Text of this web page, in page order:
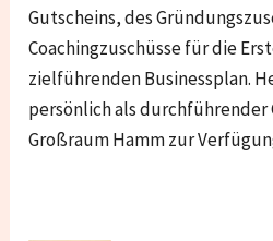
Gutscheins, des
Coachingzuschüsse für die
zielführenden Businessplan.
persönlich als durchführender
Großraum Hamm zur